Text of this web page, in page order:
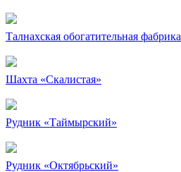
Талнахская обогатительная фабрика
Шахта «Скалистая»
Рудник «Таймырский»
Рудник «Октябрьский»